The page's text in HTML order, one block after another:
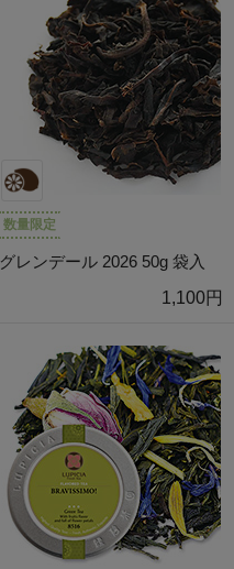
数量限定
グレンデール 2026 50g 袋入
1,100円